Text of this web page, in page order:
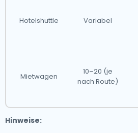
Hotelshuttle Variabel
Mietwagen
10–20 (je
nach Route)
Hinweise: